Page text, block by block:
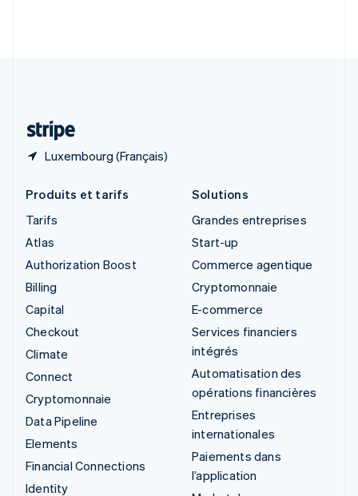
Luxembourg (Français)
Produits et tarifs
Tarifs
Atlas
Authorization Boost
Billing
Capital
Checkout
Climate
Connect
Cryptomonnaie
Data Pipeline
Elements
Financial Connections
Identity
Solutions
Grandes entreprises
Start-up
Commerce agentique
Cryptomonnaie
E-commerce
Services financiers
intégrés
Automatisation des
opérations financières
Entreprises
internationales
Paiements dans
l’application